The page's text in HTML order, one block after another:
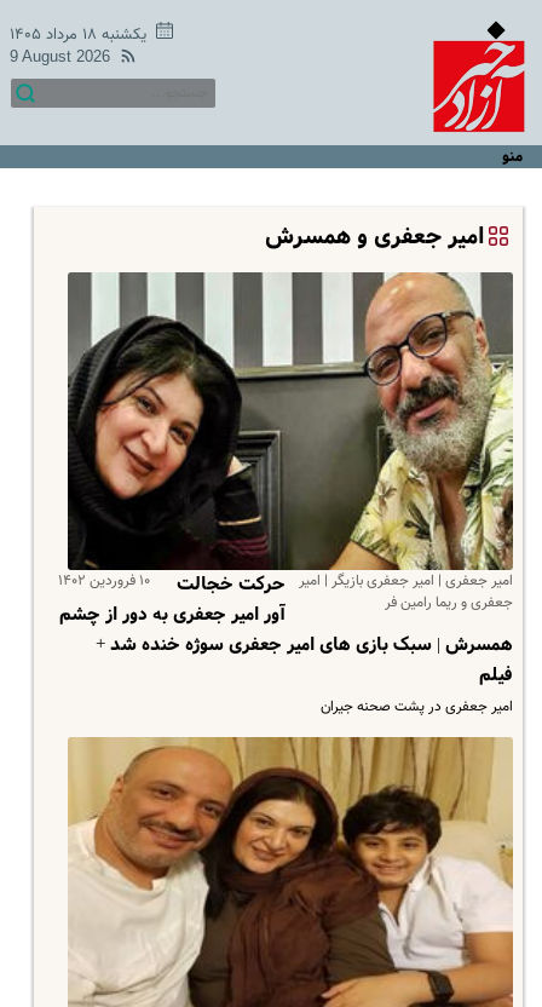
یکشنبه ۱۸ مرداد ۱۴۰۵
9 August 2026
منو
امیر جعفری و همسرش
امیر جعفری | امیر جعفری بازیگر | امیر
جعفری و ریما رامین فر
۱۰ فروردین ۱۴۰۲
حرکت خجالت
آور امیر جعفری به دور از چشم
همسرش | سبک بازی های امیر جعفری سوژه خنده شد +
فیلم
امیر جعفری در پشت صحنه جیران